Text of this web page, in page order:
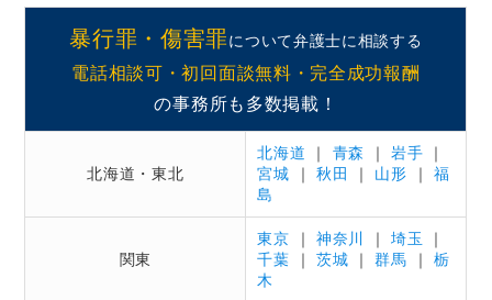
暴行罪・傷害罪について弁護士に相談する
電話相談可・初回面談無料・完全成功報酬
の事務所も多数掲載！
北海道・東北
北海道 ｜ 青森 ｜岩手 ｜
宮城 ｜ 秋田 ｜ 山形 ｜ 福
島
関東
東京 ｜ 神奈川 ｜埼玉
｜
千葉 ｜ 茨城 ｜群馬 ｜ 栃
木